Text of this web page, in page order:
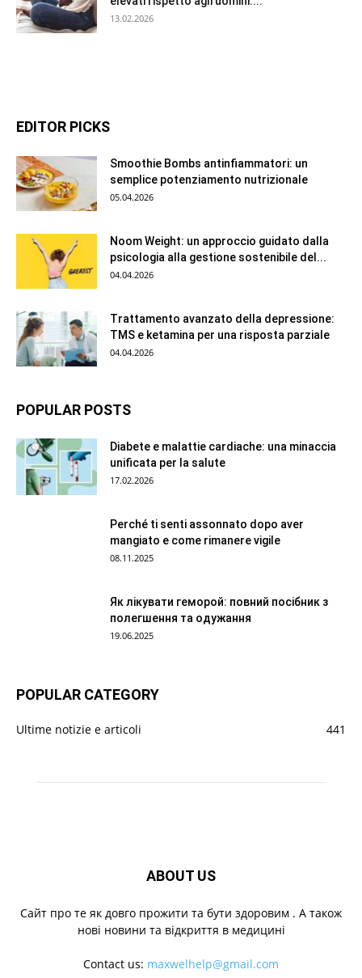
13.02.2026
EDITOR PICKS
Smoothie Bombs antinfiammatori: un
semplice potenziamento nutrizionale
05.04.2026
Noom Weight: un approccio guidato dalla
psicologia alla gestione sostenibile del...
04.04.2026
Trattamento avanzato della depressione:
TMS e ketamina per una risposta parziale
04.04.2026
POPULAR POSTS
Diabete e malattie cardiache: una minaccia
unificata per la salute
17.02.2026
Perché ti senti assonnato dopo aver
mangiato e come rimanere vigile
08.11.2025
Як лікувати геморой: повний посібник з
полегшення та одужання
19.06.2025
POPULAR CATEGORY
Ultime notizie e articoli 441
ABOUT US
Cайт про те як довго прожити та бути здоровим . А також
нові новини та відкриття в медицині
Contact us: maxwelhelp@gmail.com